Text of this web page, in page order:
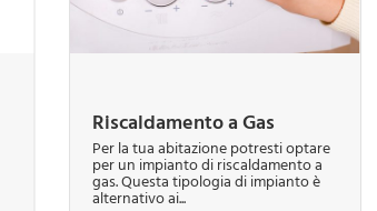
Riscaldamento a Gas
Per la tua abitazione potresti optare
per un impianto di riscaldamento a
gas. Questa tipologia di impianto è
alternativo ai...